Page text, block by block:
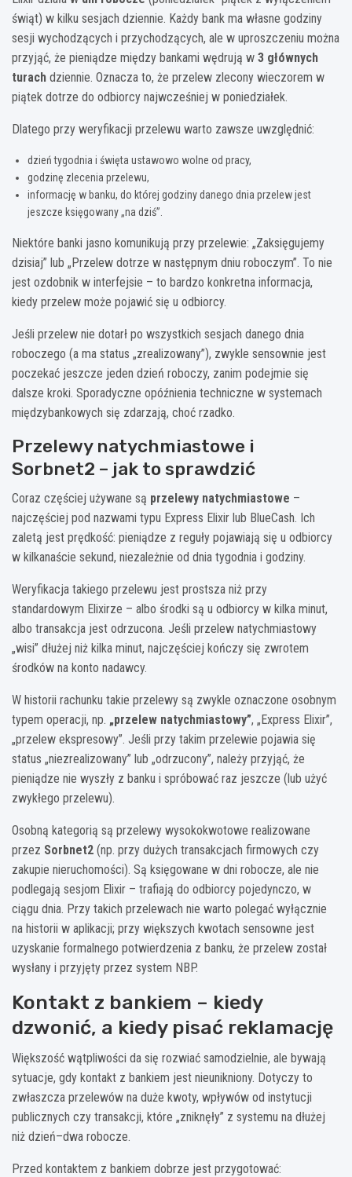
świąt) w kilku sesjach dziennie. Każdy bank ma własne godziny
sesji wychodzących i przychodzących, ale w uproszczeniu można
przyjąć, że pieniądze między bankami wędrują w 3 głównych
turach dziennie. Oznacza to, że przelew zlecony wieczorem w
piątek dotrze do odbiorcy najwcześniej w poniedziałek.
Dlatego przy weryfikacji przelewu warto zawsze uwzględnić:
dzień tygodnia i święta ustawowo wolne od pracy,
godzinę zlecenia przelewu,
informację w banku, do której godziny danego dnia przelew jest
jeszcze księgowany „na dziś”.
Niektóre banki jasno komunikują przy przelewie: „Zaksięgujemy
dzisiaj” lub „Przelew dotrze w następnym dniu roboczym”. To nie
jest ozdobnik w interfejsie – to bardzo konkretna informacja,
kiedy przelew może pojawić się u odbiorcy.
Jeśli przelew nie dotarł po wszystkich sesjach danego dnia
roboczego (a ma status „zrealizowany”), zwykle sensownie jest
poczekać jeszcze jeden dzień roboczy, zanim podejmie się
dalsze kroki. Sporadyczne opóźnienia techniczne w systemach
międzybankowych się zdarzają, choć rzadko.
Przelewy natychmiastowe i
Sorbnet2 – jak to sprawdzić
Coraz częściej używane są przelewy natychmiastowe –
najczęściej pod nazwami typu Express Elixir lub BlueCash. Ich
zaletą jest prędkość: pieniądze z reguły pojawiają się u odbiorcy
w kilkanaście sekund, niezależnie od dnia tygodnia i godziny.
Weryfikacja takiego przelewu jest prostsza niż przy
standardowym Elixirze – albo środki są u odbiorcy w kilka minut,
albo transakcja jest odrzucona. Jeśli przelew natychmiastowy
„wisi” dłużej niż kilka minut, najczęściej kończy się zwrotem
środków na konto nadawcy.
W historii rachunku takie przelewy są zwykle oznaczone osobnym
typem operacji, np. „przelew natychmiastowy”, „Express Elixir”,
„przelew ekspresowy”. Jeśli przy takim przelewie pojawia się
status „niezrealizowany” lub „odrzucony”, należy przyjąć, że
pieniądze nie wyszły z banku i spróbować raz jeszcze (lub użyć
zwykłego przelewu).
Osobną kategorią są przelewy wysokokwotowe realizowane
przez Sorbnet2 (np. przy dużych transakcjach firmowych czy
zakupie nieruchomości). Są księgowane w dni robocze, ale nie
podlegają sesjom Elixir – trafiają do odbiorcy pojedynczo, w
ciągu dnia. Przy takich przelewach nie warto polegać wyłącznie
na historii w aplikacji; przy większych kwotach sensowne jest
uzyskanie formalnego potwierdzenia z banku, że przelew został
wysłany i przyjęty przez system NBP.
Kontakt z bankiem – kiedy
dzwonić, a kiedy pisać reklamację
Większość wątpliwości da się rozwiać samodzielnie, ale bywają
sytuacje, gdy kontakt z bankiem jest nieunikniony. Dotyczy to
zwłaszcza przelewów na duże kwoty, wpływów od instytucji
publicznych czy transakcji, które „zniknęły” z systemu na dłużej
niż dzień–dwa robocze.
Przed kontaktem z bankiem dobrze jest przygotować: